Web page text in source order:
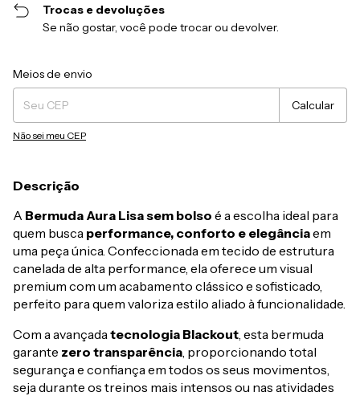
Trocas e devoluções
Se não gostar, você pode trocar ou devolver.
Entregas para o CEP:
Meios de envio
Calcular
Não sei meu CEP
Descrição
A Bermuda Aura Lisa sem bolso é a escolha ideal para
quem busca performance, conforto e elegânciaem
uma peça única. Confeccionada em tecido de estrutura
canelada de alta performance, ela oferece um visual
premium com um acabamento clássico e sofisticado,
perfeito para quem valoriza estilo aliado à funcionalidade.
Com a avançadatecnologia Blackout, esta bermuda
garante zero transparência, proporcionando total
segurança e confiança em todos os seus movimentos,
seja durante os treinos mais intensos ou nas atividades